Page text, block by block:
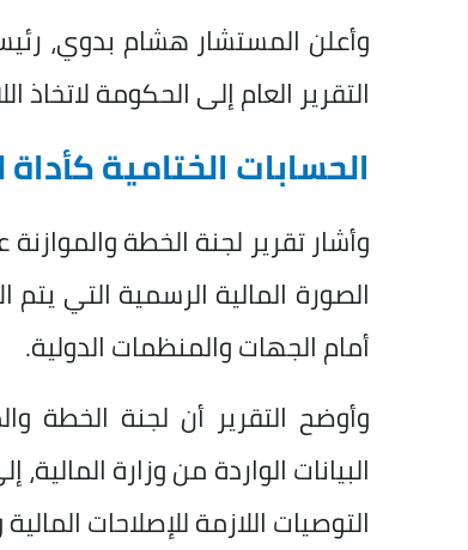
وأعلن المستشار هشام بدوي،
التقرير العام إلى الحكومة لاتخاذ
الحسابات الختامية كأداة
وأشار تقرير لجنة الخطة
الصورة المالية الرسمية التي يتم
أمام الجهات والمنظمات الدولية.
وأوضح التقرير أن لجنة الخطة
البيانات الواردة من وزارة
التوصيات اللازمة للإصلاحات المالية